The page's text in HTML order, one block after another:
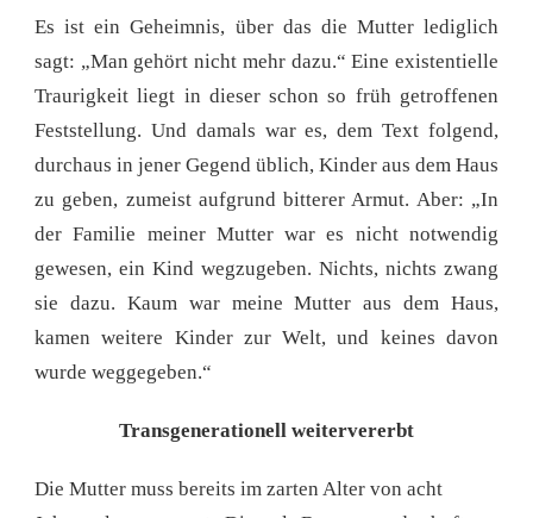
Es ist ein Geheimnis, über das die Mutter lediglich
sagt: „Man gehört nicht mehr dazu.“ Eine existentielle
Traurigkeit liegt in dieser schon so früh getroffenen
Feststellung. Und damals war es, dem Text folgend,
durchaus in jener Gegend üblich, Kinder aus dem Haus
zu geben, zumeist aufgrund bitterer Armut. Aber: „In
der Familie meiner Mutter war es nicht notwendig
gewesen, ein Kind wegzugeben. Nichts, nichts zwang
sie dazu. Kaum war meine Mutter aus dem Haus,
kamen weitere Kinder zur Welt, und keines davon
wurde weggegeben.“
Transgenerationell weitervererbt
Die Mutter muss bereits im zarten Alter von acht